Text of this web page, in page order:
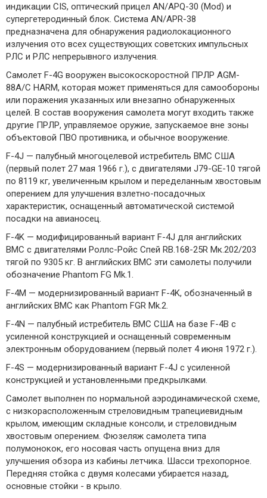
индикации CIS, оптический прицел AN/APQ-30 (Mod) и
супергетеродинный блок. Система AN/APR-38
предназначена для обнаружения радиолокационного
излучения ото всех существующих советских импульсных
РЛС и РЛС непрерывного излучения.
Самолет F-4G вооружен высокоскоростной ПРЛР AGM-
88A/C HARM, которая может применяться для самообороны
или поражения указанных или внезапно обнаруженных
целей. В состав вооружения самолета могут входить также
другие ПРЛР, управляемое оружие, запускаемое вне зоны
объектовой ПВО противника, и обычное вооружение.
F-4J — палубный многоцелевой истребитель ВМС США
(первый полет 27 мая 1966 г.), с двигателями J79-GE-10 тягой
по 8119 кг, увеличенным крылом и переделанным хвостовым
оперением для улучшения взлетно-посадочных
характеристик, оснащенный автоматической системой
посадки на авианосец.
F-4K — модифицированный вариант F-4J для английских
ВМС с двигателями Роллс-Ройс Спей RB.168-25R Мк.202/203
тягой по 9305 кг. В английских ВМС эти самолеты получили
обозначение Phantom FG Mk.1.
F-4M — модернизированный вариант F-4K, обозначенный в
английских ВМС как Phantom FGR Mk.2.
F-4N — палубный истребитель ВМС США на базе F-4B с
усиленной конструкцией и оснащенный современным
электронным оборудованием (первый полет 4 июня 1972 г.).
F-4S — модернизированный вариант F-4J с усиленной
конструкцией и установленными предкрылками.
Самолет выполнен по нормальной аэродинамической схеме,
с низкорасположенным стреловидным трапециевидным
крылом, имеющим складные консоли, и стреловидным
хвостовым оперением. Фюзеляж самолета типа
полумонокок, его носовая часть опущена вниз для
улучшения обзора из кабины летчика. Шасси трехопорное.
Передняя стойка с двумя колесами убирается назад,
основные стойки - в крыло.